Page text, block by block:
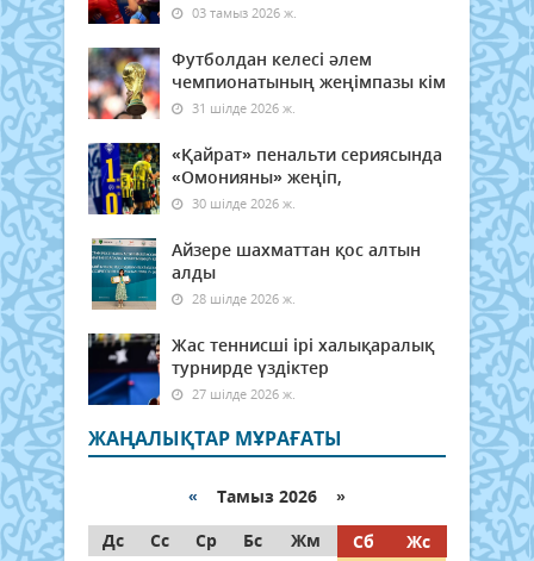
03 тамыз 2026 ж.
Футболдан келесі әлем
чемпионатының жеңімпазы кім
31 шілде 2026 ж.
«Қайрат» пенальти сериясында
«Омонияны» жеңіп,
30 шілде 2026 ж.
Айзере шахматтан қос алтын
алды
28 шілде 2026 ж.
Жас теннисші ірі халықаралық
турнирде үздіктер
27 шілде 2026 ж.
ЖАҢАЛЫҚТАР МҰРАҒАТЫ
« Тамыз 2026 »
Дс
Сс Ср Бс Жм Сб
Жс